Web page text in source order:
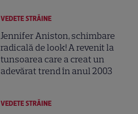
VEDETE STRĂINE
Jennifer Aniston, schimbare
radicală de look! A revenit la
tunsoarea care a creat un
adevărat trend în anul 2003
VEDETE STRĂINE